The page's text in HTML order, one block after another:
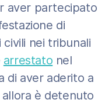
aver partecipato
di
nei tribunali
arrestato nel
di aver aderito a
è detenuto